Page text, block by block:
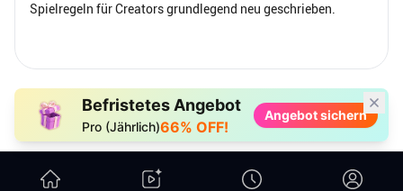
Spielregeln für Creators grundlegend neu geschrieben.
Befristetes Angebot
Pro (Jährlich)66% OFF!
Angebot sichern